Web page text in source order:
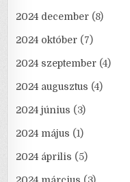
2024 december (8)
2024 október (7)
2024 szeptember (4)
2024 augusztus (4)
2024 június (3)
2024 május (1)
2024 április (5)